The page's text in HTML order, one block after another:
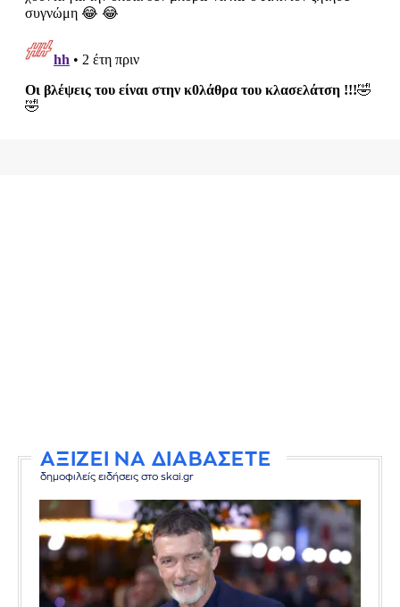
ΑΞΙΖΕΙ ΝΑ ΔΙΑΒΑΣΕΤΕ
δημοφιλείς ειδήσεις στο skai.gr